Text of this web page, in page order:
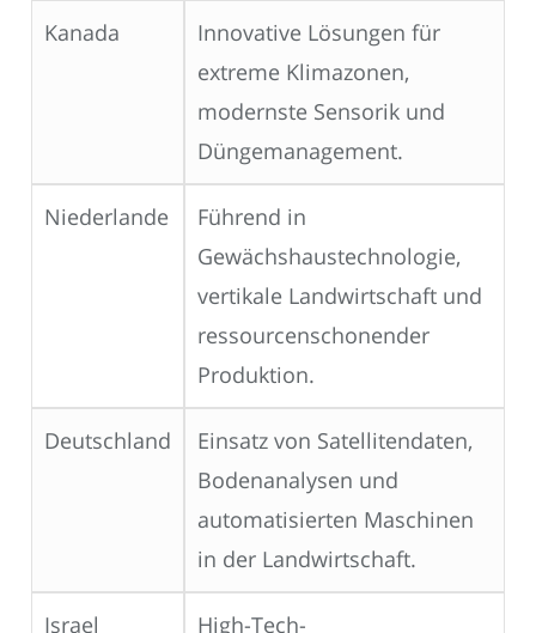
Kanada
Innovative Lösungen für
extreme Klimazonen,
modernste Sensorik und
Düngemanagement.
Niederlande
Führend in
Gewächshaustechnologie,
vertikale Landwirtschaft und
ressourcenschonender
Produktion.
Deutschland
Einsatz von Satellitendaten,
Bodenanalysen und
automatisierten Maschinen
in der Landwirtschaft.
Israel High-Tech-